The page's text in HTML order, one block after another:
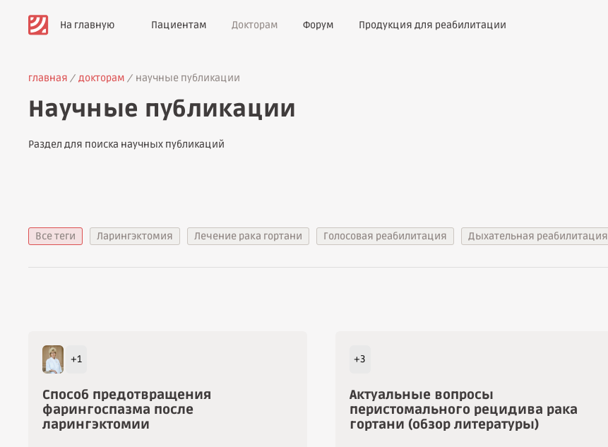
На главную Пациентам Докторам Форум Продукция для реабилитации
главная докторам научные публикации
Научные публикации
Раздел для поиска научных публикаций
Все теги Ларингэктомия Лечение рака гортани Голосовая реабилитация Дыхательная реабилитация
+1
Способ предотвращения
фарингоспазма после
ларингэктомии
+3
Актуальные вопросы
перистомального рецидива рака
гортани (обзор литературы)